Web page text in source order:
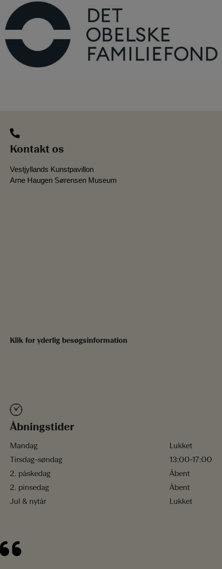
Kontakt os
Vestjyllands Kunstpavillon
Arne Haugen Sørensen Museum
Klik for yderlig besøgsinformation
Åbningstider
Mandag
Tirsdag-søndag
2. påskedag
2. pinsedag
Jul & nytår
Lukket
13:00-17:00
Åbent
Åbent
Lukket